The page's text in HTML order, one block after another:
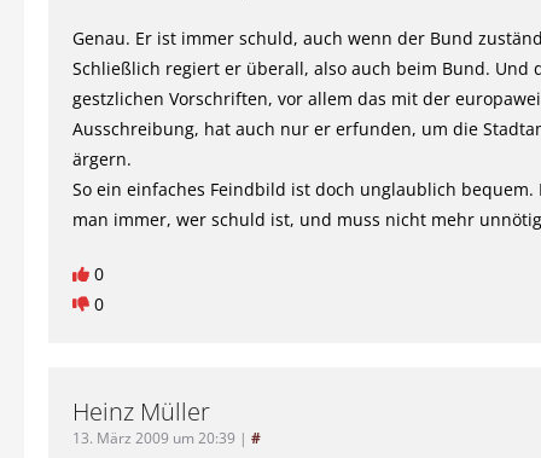
Genau. Er ist immer schuld, auch wenn der Bund
Schließlich regiert er überall, also auch beim Bund. Und
gestzlichen Vorschriften, vor allem das mit der
Ausschreibung, hat auch nur er erfunden, um die
ärgern.
So ein einfaches Feindbild ist doch unglaublich bequem.
man immer, wer schuld ist, und muss nicht mehr
0
0
Heinz Müller
13. März 2009 um 20:39 | #